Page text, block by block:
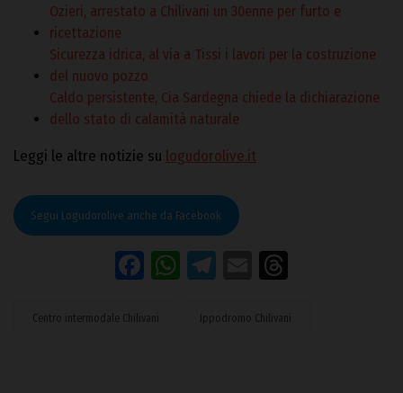
Ozieri, arrestato a Chilivani un 30enne per furto e
ricettazione
Sicurezza idrica, al via a Tissi i lavori per la costruzione
del nuovo pozzo
Caldo persistente, Cia Sardegna chiede la dichiarazione
dello stato di calamità naturale
Leggi le altre notizie su logudorolive.it
Segui Logudorolive anche da Facebook
Facebook
WhatsApp
Telegram
Email
Centro intermodale Chilivani Ippodromo Chilivani